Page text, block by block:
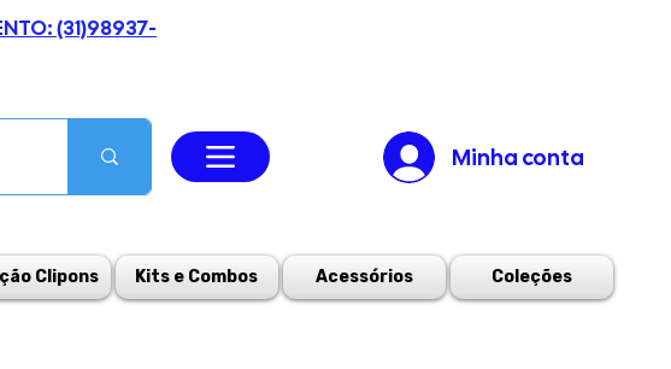
(31)98937-
Minha conta
Clipons Kits e Combos Acessórios Coleções